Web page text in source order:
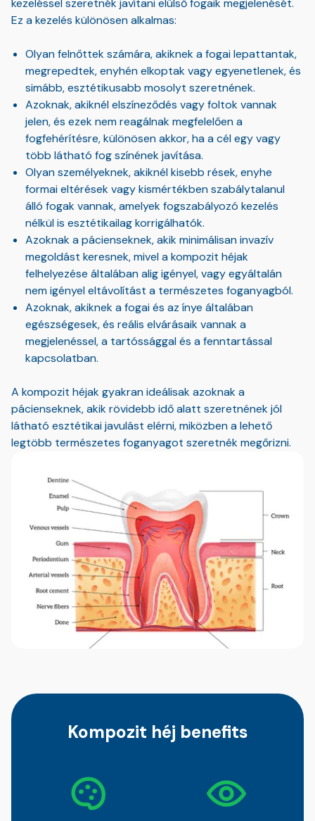
kezeléssel szeretnék javítani elülső fogaik megjelenését.
Ez a kezelés különösen alkalmas:
Olyan felnőttek számára, akiknek a fogai lepattantak,
megrepedtek, enyhén elkoptak vagy egyenetlenek, és
simább, esztétikusabb mosolyt szeretnének.
Azoknak, akiknél elszíneződés vagy foltok vannak
jelen, és ezek nem reagálnak megfelelően a
fogfehérítésre, különösen akkor, ha a cél egy vagy
több látható fog színének javítása.
Olyan személyeknek, akiknél kisebb rések, enyhe
formai eltérések vagy kismértékben szabálytalanul
álló fogak vannak, amelyek fogszabályozó kezelés
nélkül is esztétikailag korrigálhatók.
Azoknak a pácienseknek, akik minimálisan invazív
megoldást keresnek, mivel a kompozit héjak
felhelyezése általában alig igényel, vagy egyáltalán
nem igényel eltávolítást a természetes foganyagból.
Azoknak, akiknek a fogai és az ínye általában
egészségesek, és reális elvárásaik vannak a
megjelenéssel, a tartóssággal és a fenntartással
kapcsolatban.
A kompozit héjak gyakran ideálisak azoknak a
pácienseknek, akik rövidebb idő alatt szeretnének jól
látható esztétikai javulást elérni, miközben a lehető
legtöbb természetes foganyagot szeretnék megőrizni.
Kompozit héj benefits